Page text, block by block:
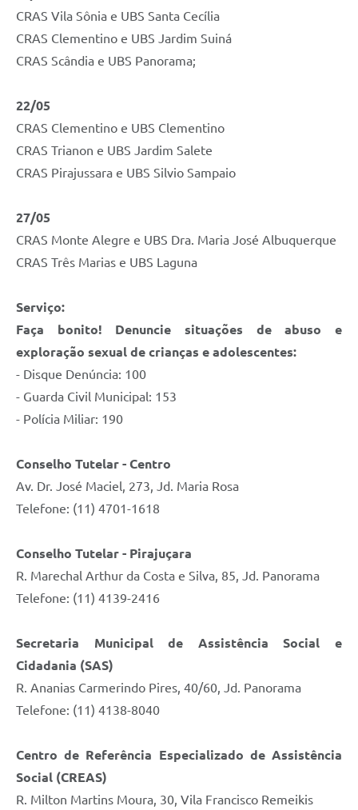
CRAS Vila Sônia e UBS Santa Cecília
CRAS Clementino e UBS Jardim Suiná
CRAS Scândia e UBS Panorama;
22/05
CRAS Clementino e UBS Clementino
CRAS Trianon e UBS Jardim Salete
CRAS Pirajussara e UBS Silvio Sampaio
27/05
CRAS Monte Alegre e UBS Dra. Maria José Albuquerque
CRAS Três Marias e UBS Laguna
Serviço:
Faça bonito! Denuncie situações de abuso e
exploração sexual de crianças e adolescentes:
- Disque Denúncia: 100
- Guarda Civil Municipal: 153
- Polícia Miliar: 190
Conselho Tutelar - Centro
Av. Dr. José Maciel, 273, Jd. Maria Rosa
Telefone: (11) 4701-1618
Conselho Tutelar - Pirajuçara
R. Marechal Arthur da Costa e Silva, 85, Jd. Panorama
Telefone: (11) 4139-2416
Secretaria Municipal de Assistência Social e
Cidadania (SAS)
R. Ananias Carmerindo Pires, 40/60, Jd. Panorama
Telefone: (11) 4138-8040
Centro de Referência Especializado de Assistência
Social (CREAS)
R. Milton Martins Moura, 30, Vila Francisco Remeikis